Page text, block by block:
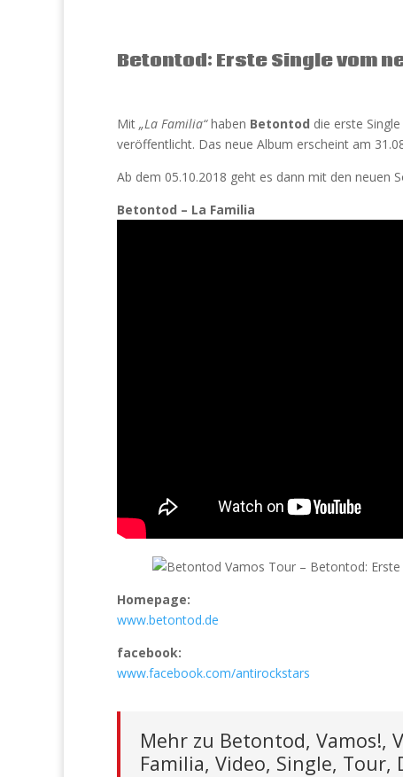
Betontod: Erste Single vom
Mit „La Familia“haben Betontod die erste
veröffentlicht. Das neue Album erscheint am
Ab dem 05.10.2018 geht es dann mit den neuen
Betontod – La Familia
Homepage:
www.betontod.de
facebook:
www.facebook.com/antirockstars
Mehr zu Betontod, Vamos!,
Familia, Video, Single, Tour,